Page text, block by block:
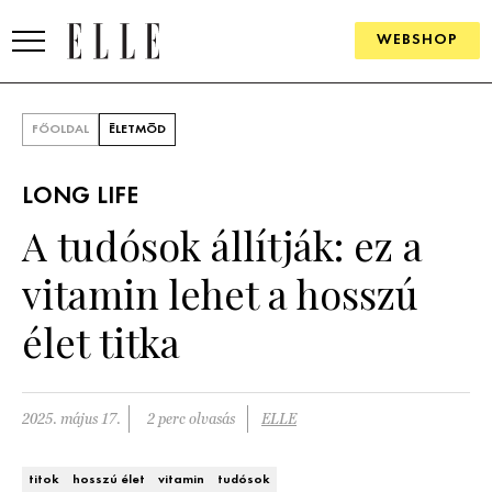
WEBSHOP
SZÉPSÉG
ÉLETMÓD
PÁRKAPCSOLAT
FŐOLDAL ÉLETMÓD
LONG LIFE
A tudósok állítják: ez a
vitamin lehet a hosszú
élet titka
2025. május 17. 2 perc olvasás ELLE
titok hosszú élet vitamin tudósok